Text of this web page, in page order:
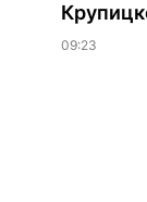
09:23